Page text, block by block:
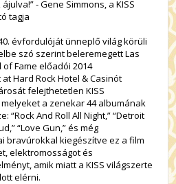
- Gene Simmons, a KISS
tagja
évfordulóját ünneplő világ körüli
szó szerint beleremegett Las
of Fame előadói 2014
Hard Rock Hotel & Casinót
felejthetetlen KISS
a zenekar 44 albumának
“Rock And Roll All Night,” “Detroit
“Love Gun,” és még
bravúrokkal kiegészítve ez a film
elektromosságot és
amik miatt a KISS világszerte
elérni.